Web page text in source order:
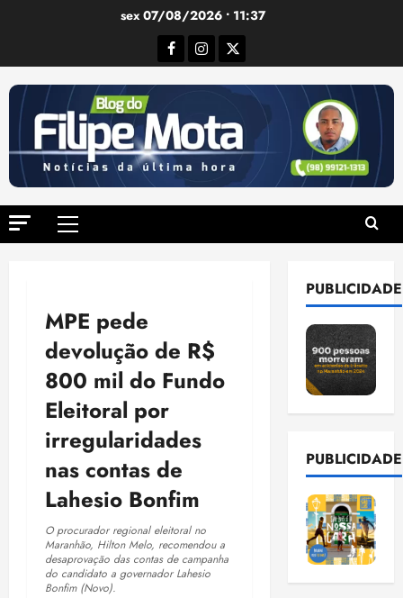
sex 07/08/2026 • 11:37
Facebook
Instagram
Twitter
Menu
MPE pede
devolução de R$
800 mil do Fundo
Eleitoral por
irregularidades
nas contas de
Lahesio Bonfim
O procurador regional eleitoral no
Maranhão, Hilton Melo, recomendou a
desaprovação das contas de campanha
do candidato a governador Lahesio
Bonfim (Novo).
PUBLICIDADE
PUBLICIDADE